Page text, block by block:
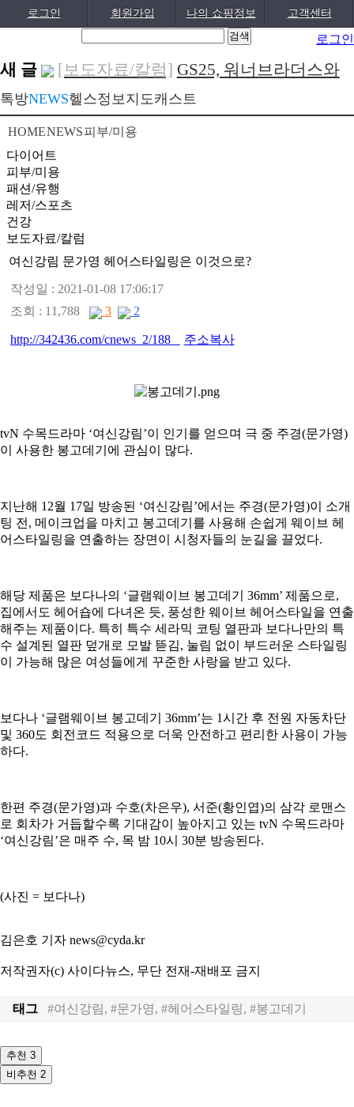
로그인 회원가입 나의 쇼핑정보 고객센터
로그인
새 글 [보도자료/칼럼] GS25, 워너브라더스와
배트맨콜라·.. [04-05]
[건강] 봄철 자살률 증가, 10대 청소년
이 위..[04-01]
[건강] 향긋한 봄내음 가득 제철나물,
효능..
방수..[보도자료/칼럼]
공간 ‘오키친 ..
[보도자료/칼럼]
손잡고 ‘갓생폭..
[건강]
터 줄..[05-19]
[다이어트] 운동 어려울때 다이어트 도
움되는 음..[05-19]
[패션/유행] 컬럼비아, 자연 분해되는
‘지구의 .. [04-22]
[패션/유행]
해 성금 5..[04-12]
톡방NEWS헬스정보지도캐스트
HOMENEWS피부/미용
다이어트
피부/미용
패션/유행
레저/스포츠
건강
보도자료/칼럼
여신강림 문가영 헤어스타일링은 이것으로?
작성일 : 2021-01-08 17:06:17
조회 : 11,788
3 2
http://342436.com/cnews_2/188 주소복사
tvN 수목드라마 ‘여신강림’이 인기를 얻으며 극 중 주경(문가영)
이 사용한 봉고데기에 관심이 많다.
지난해 12월 17일 방송된 ‘여신강림’에서는 주경(문가영)이 소개
팅 전, 메이크업을 마치고 봉고데기를 사용해 손쉽게 웨이브 헤
어스타일링을 연출하는 장면이 시청자들의 눈길을 끌었다.
해당 제품은 보다나의 ‘글램웨이브 봉고데기 36mm’ 제품으로,
집에서도 헤어숍에 다녀온 듯, 풍성한 웨이브 헤어스타일을 연출
해주는 제품이다. 특히 특수 세라믹 코팅 열판과 보다나만의 특
수 설계된 열판 덮개로 모발 뜯김, 눌림 없이 부드러운 스타일링
이 가능해 많은 여성들에게 꾸준한 사랑을 받고 있다.
보다나 ‘글램웨이브 봉고데기 36mm’는 1시간 후 전원 자동차단
및 360도 회전코드 적용으로 더욱 안전하고 편리한 사용이 가능
하다.
한편 주경(문가영)과 수호(차은우), 서준(황인엽)의 삼각 로맨스
로 회차가 거듭할수록 기대감이 높아지고 있는 tvN 수목드라마
‘여신강림’은 매주 수, 목 밤 10시 30분 방송된다.
(사진 = 보다나)
김은호 기자 news@cyda.kr
저작권자(c) 사이다뉴스, 무단 전재-재배포 금지
태그 #여신강림, #문가영, #헤어스타일링, #봉고데기
추천 3
비추천 2